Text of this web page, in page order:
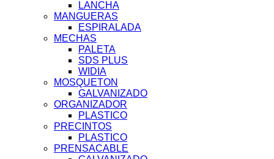
LANCHA
MANGUERAS
ESPIRALADA
MECHAS
PALETA
SDS PLUS
WIDIA
MOSQUETON
GALVANIZADO
ORGANIZADOR
PLASTICO
PRECINTOS
PLASTICO
PRENSACABLE